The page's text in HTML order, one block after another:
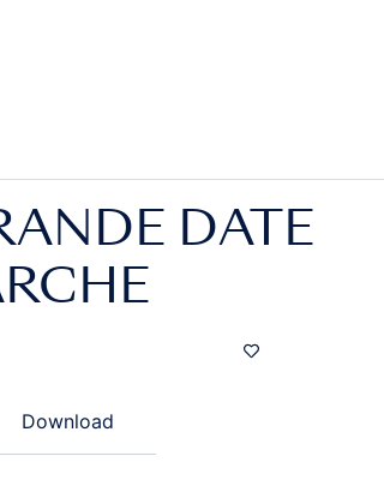
DATE
Download